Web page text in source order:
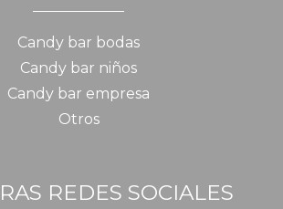
Candy bar bodas
Candy bar niños
Candy bar empresa
Otros
REDES SOCIALES